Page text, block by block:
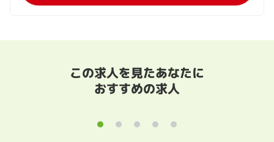
この求人を見たあなたに
おすすめの求人